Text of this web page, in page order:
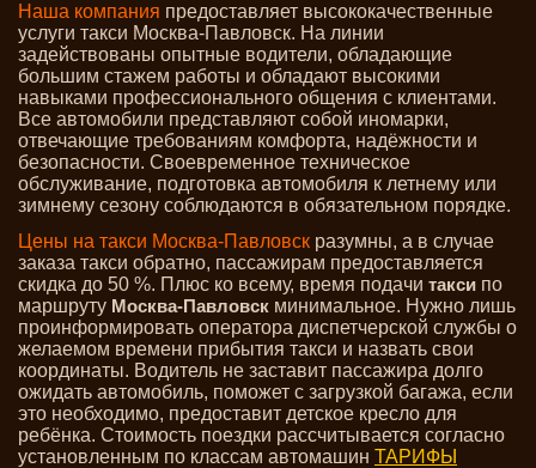
Наша компания предоставляет высококачественные
услуги такси Москва-Павловск. На линии
задействованы опытные водители, обладающие
большим стажем работы и обладают высокими
навыками профессионального общения с клиентами.
Все автомобили представляют собой иномарки,
отвечающие требованиям комфорта, надёжности и
безопасности. Своевременное техническое
обслуживание, подготовка автомобиля к летнему или
зимнему сезону соблюдаются в обязательном порядке.
Цены на такси Москва-Павловск разумны, а в случае
заказа такси обратно, пассажирам предоставляется
скидка до 50 %. Плюс ко всему, время подачи такси по
маршруту Москва-Павловск минимальное. Нужно лишь
проинформировать оператора диспетчерской службы о
желаемом времени прибытия такси и назвать свои
координаты. Водитель не заставит пассажира долго
ожидать автомобиль, поможет с загрузкой багажа, если
это необходимо, предоставит детское кресло для
ребёнка. Стоимость поездки рассчитывается согласно
установленным по классам автомашин ТАРИФЫ